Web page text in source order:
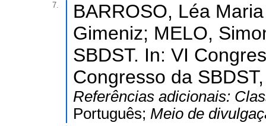
7.
BARROSO, Léa
Gimeniz; MELO,
SBDST. In: VI
Congresso da
Referências adicionais:
Português; Meio de